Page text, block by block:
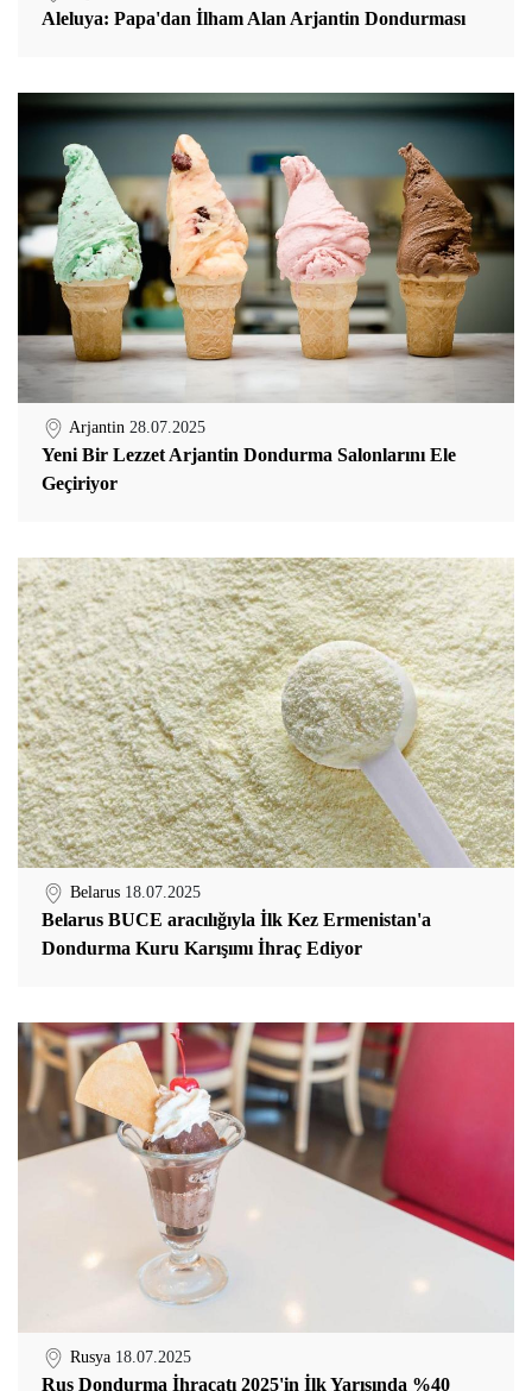
Aleluya: Papa'dan İlham Alan Arjantin Dondurması
Arjantin 28.07.2025
Yeni Bir Lezzet Arjantin Dondurma Salonlarını Ele
Geçiriyor
Belarus 18.07.2025
Belarus BUCE aracılığıyla İlk Kez Ermenistan'a
Dondurma Kuru Karışımı İhraç Ediyor
Rusya 18.07.2025
Rus Dondurma İhracatı 2025'in İlk Yarısında %40